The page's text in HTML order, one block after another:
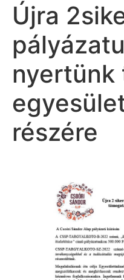
Újra
nyertünk
részére